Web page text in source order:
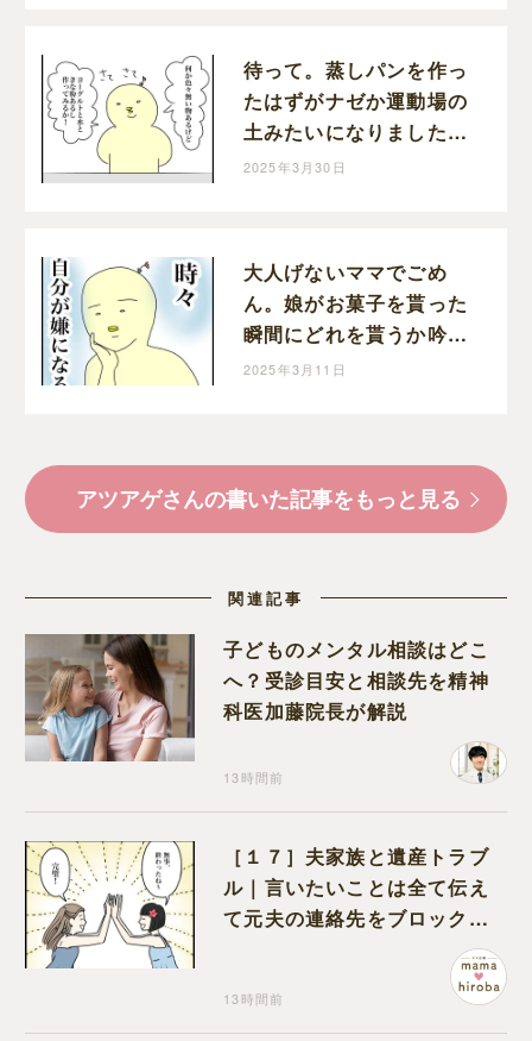
待って。蒸しパンを作っ
たはずがナゼか運動場の
土みたいになりました。
｜アツアゲの育児絵日記
2025年3月30日
大人げないママでごめ
ん。娘がお菓子を貰った
瞬間にどれを貰うか吟味
してしまう自分が嫌｜ア
2025年3月11日
アツアゲさんの書いた記事をもっと見る
関連記事
子どものメンタル相談はどこ
へ？受診目安と相談先を精神
科医加藤院長が解説
13時間前
［１７］夫家族と遺産トラブ
ル｜言いたいことは全て伝え
て元夫の連絡先をブロック。
離婚できた喜びを噛みしめる
13時間前